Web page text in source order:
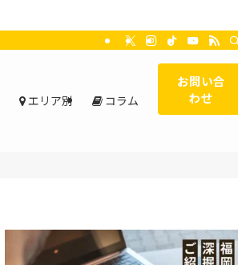
エリア別 コラム
お問い合
わせ